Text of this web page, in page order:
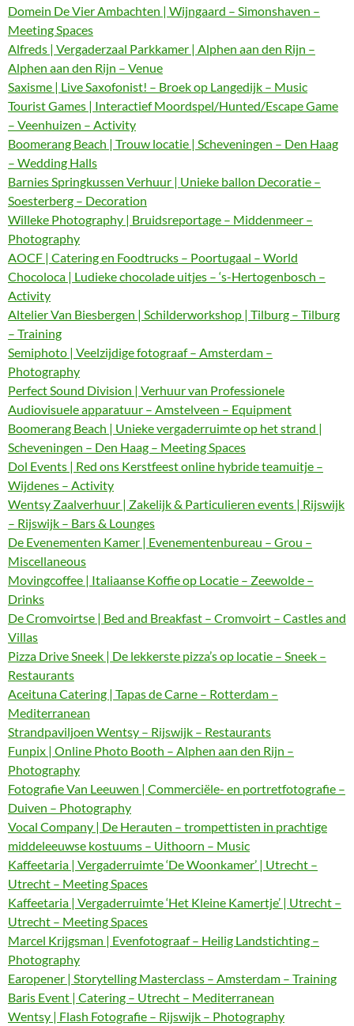
Domein De Vier Ambachten | Wijngaard – Simonshaven –
Meeting Spaces
Alfreds | Vergaderzaal Parkkamer | Alphen aan den Rijn –
Alphen aan den Rijn – Venue
Saxisme | Live Saxofonist! – Broek op Langedijk – Music
Tourist Games | Interactief Moordspel/Hunted/Escape Game
– Veenhuizen – Activity
Boomerang Beach | Trouw locatie | Scheveningen – Den Haag
– Wedding Halls
Barnies Springkussen Verhuur | Unieke ballon Decoratie –
Soesterberg – Decoration
Willeke Photography | Bruidsreportage – Middenmeer –
Photography
AOCF | Catering en Foodtrucks – Poortugaal – World
Chocoloca | Ludieke chocolade uitjes – ‘s-Hertogenbosch –
Activity
Altelier Van Biesbergen | Schilderworkshop | Tilburg – Tilburg
– Training
Semiphoto | Veelzijdige fotograaf – Amsterdam –
Photography
Perfect Sound Division | Verhuur van Professionele
Audiovisuele apparatuur – Amstelveen – Equipment
Boomerang Beach | Unieke vergaderruimte op het strand |
Scheveningen – Den Haag – Meeting Spaces
Dol Events | Red ons Kerstfeest online hybride teamuitje –
Wijdenes – Activity
Wentsy Zaalverhuur | Zakelijk & Particulieren events | Rijswijk
– Rijswijk – Bars & Lounges
De Evenementen Kamer | Evenementenbureau – Grou –
Miscellaneous
Movingcoffee | Italiaanse Koffie op Locatie – Zeewolde –
Drinks
De Cromvoirtse | Bed and Breakfast – Cromvoirt – Castles and
Villas
Pizza Drive Sneek | De lekkerste pizza’s op locatie – Sneek –
Restaurants
Aceituna Catering | Tapas de Carne – Rotterdam –
Mediterranean
Strandpaviljoen Wentsy – Rijswijk – Restaurants
Funpix | Online Photo Booth – Alphen aan den Rijn –
Photography
Fotografie Van Leeuwen | Commerciële- en portretfotografie –
Duiven – Photography
Vocal Company | De Herauten – trompettisten in prachtige
middeleeuwse kostuums – Uithoorn – Music
Kaffeetaria | Vergaderruimte ‘De Woonkamer’ | Utrecht –
Utrecht – Meeting Spaces
Kaffeetaria | Vergaderruimte ‘Het Kleine Kamertje’ | Utrecht –
Utrecht – Meeting Spaces
Marcel Krijgsman | Evenfotograaf – Heilig Landstichting –
Photography
Earopener | Storytelling Masterclass – Amsterdam – Training
Baris Event | Catering – Utrecht – Mediterranean
Wentsy | Flash Fotografie – Rijswijk – Photography